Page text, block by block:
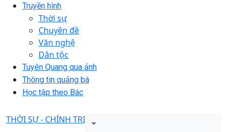
Truyền hình
Thời sự
Chuyên đề
Văn nghệ
Dân tộc
Tuyên Quang qua ảnh
Thông tin quảng bá
Học tập theo Bác
THỜI SỰ - CHÍNH TRỊ